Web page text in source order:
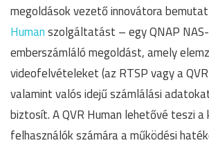
megoldások vezető innovátora
Humanszolgáltatást – egy QNAP
emberszámláló megoldást, amely
videofelvételeket (az RTSP vagy a
valamint valós idejű számlálási
biztosít. A QVR Human lehetővé teszi a
felhasználók számára a működési